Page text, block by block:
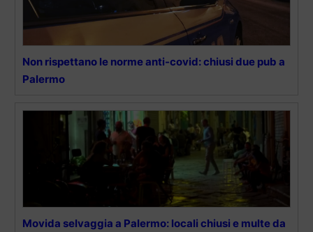
Non rispettano le norme anti-covid: chiusi due pub a
Palermo
Movida selvaggia a Palermo: locali chiusi e multe da